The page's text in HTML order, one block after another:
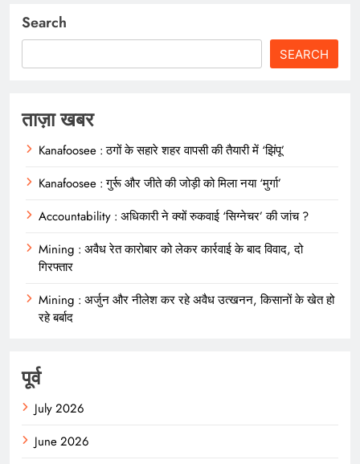
Search
SEARCH
ताज़ा खबर
Kanafoosee : ठगों के सहारे शहर वापसी की तैयारी में ‘झिंपू’
Kanafoosee : गुर्रू और जीते की जोड़ी को मिला नया ‘मुर्गा’
Accountability : अधिकारी ने क्यों रुकवाई ‘सिग्नेचर’ की जांच ?
Mining : अवैध रेत कारोबार को लेकर कार्रवाई के बाद विवाद, दो
गिरफ्तार
Mining : अर्जुन और नीलेश कर रहे अवैध उत्खनन, किसानों के खेत हो
रहे बर्बाद
पूर्व
July 2026
June 2026